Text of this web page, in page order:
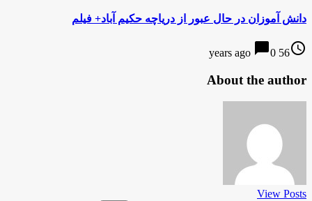
دانش آموزان در حال عبور از دریاچه حکیم آباد+ فیلم
access_time
56 years ago
chat_bubble0
About the author
View Posts